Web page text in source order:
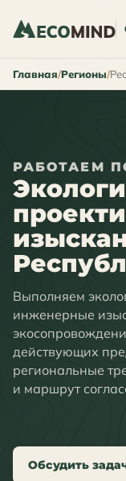
Главная Регионы
РАБОТАЕМ
Выполняем
инженерные
действующих
региональные
и маршрут
Обсудить